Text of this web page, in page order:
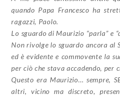
quando Papa Francesco ha
ragazzi, Paolo.
Lo sguardo di Maurizio “parla” e
Non rivolge lo sguardo ancora al
ed è evidente e commovente la
per ciò che stava accadendo, per
Questo era Maurizio… sempre,
altri, vicino ma discreto,